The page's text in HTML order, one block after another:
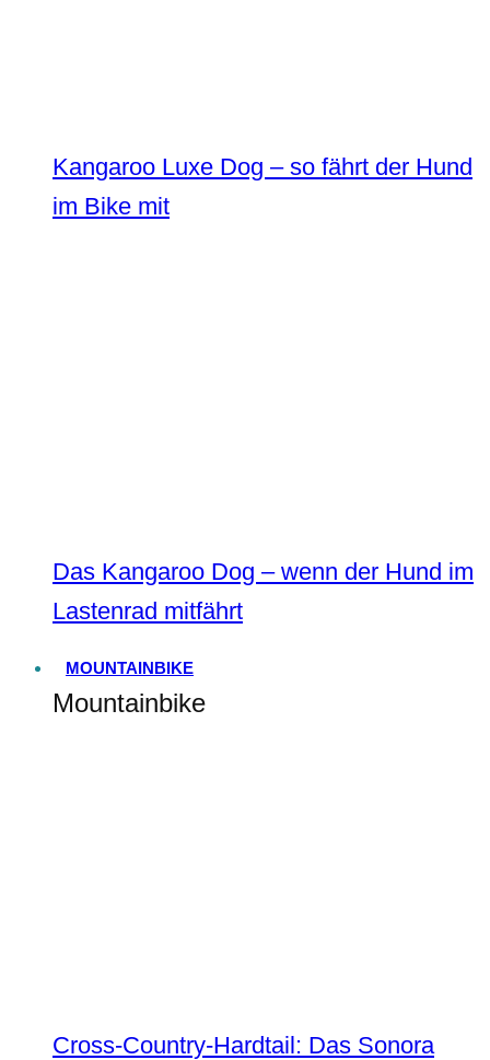
Kangaroo Luxe Dog – so fährt der Hund
im Bike mit
Das Kangaroo Dog – wenn der Hund im
Lastenrad mitfährt
MOUNTAINBIKE
Mountainbike
Cross-Country-Hardtail: Das Sonora